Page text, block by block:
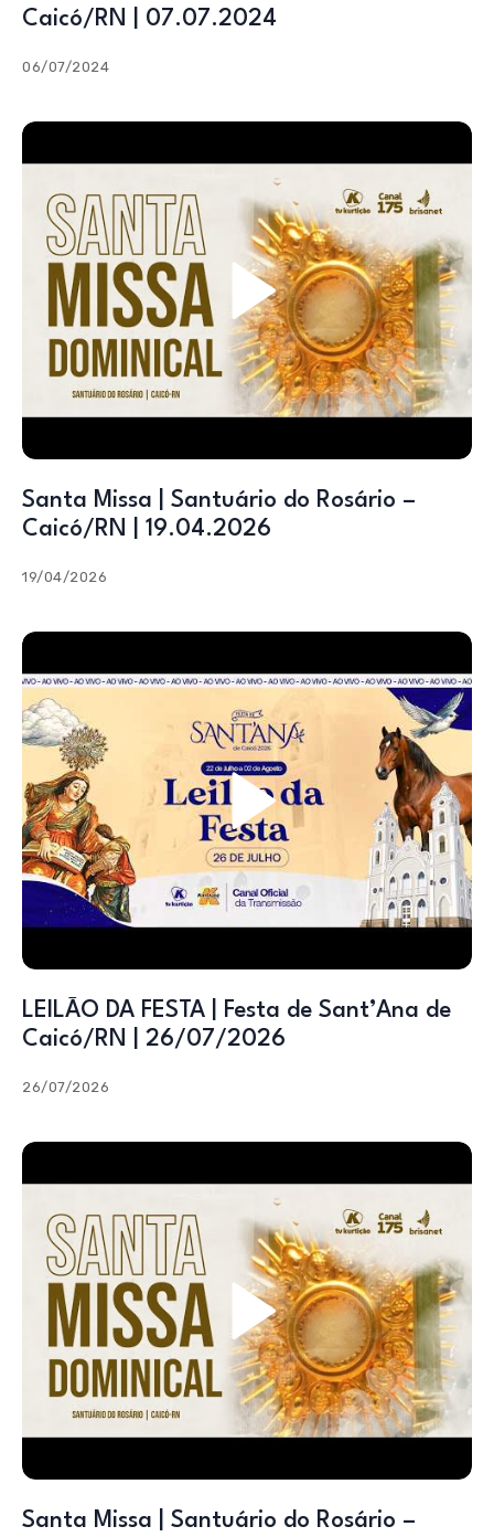
Caicó/RN | 07.07.2024
06/07/2024
Santa Missa | Santuário do Rosário –
Caicó/RN | 19.04.2026
19/04/2026
LEILÃO DA FESTA | Festa de Sant’Ana de
Caicó/RN | 26/07/2026
26/07/2026
Santa Missa | Santuário do Rosário –